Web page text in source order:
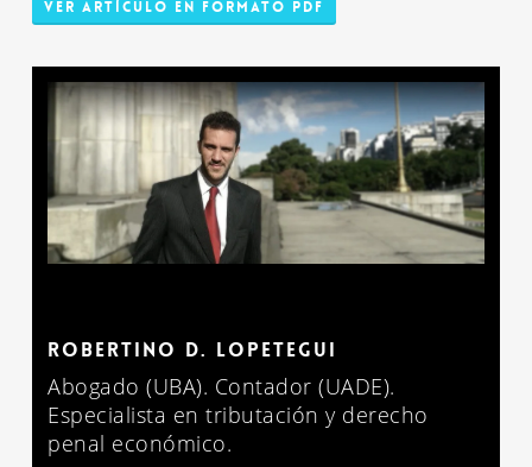
Ver Artículo en Formato PDF
ROBERTINO D. LOPETEGUI
Abogado (UBA). Contador (UADE).
Especialista en tributación y derecho
penal económico.